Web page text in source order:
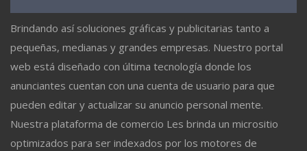
Brindando así soluciones gráficas y publicitarias tanto a
pequeñas, medianas y grandes empresas. Nuestro portal
web está diseñado con última tecnología donde los
anunciantes cuentan con una cuenta de usuario para que
pueden editar y actualizar su anuncio personal mente.
Nuestra plataforma de comercio Les brinda un micrositio
optimizados para ser indexados por los motores de